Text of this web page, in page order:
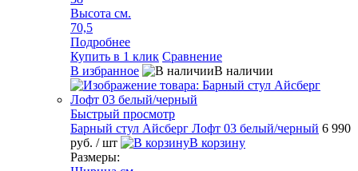
Высота см.
70,5
Подробнее
Купить в 1 клик Сравнение
В избранное
В наличии
Быстрый просмотр
Барный стул Айсберг Лофт 03 белый/черный 6 990
руб. / шт
В корзину
Размеры: